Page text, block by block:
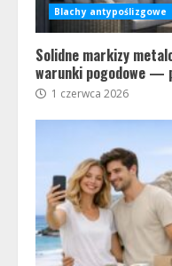
Blachy antypoślizgowe
Solidne markizy
warunki pogodowe —
1 czerwca 2026